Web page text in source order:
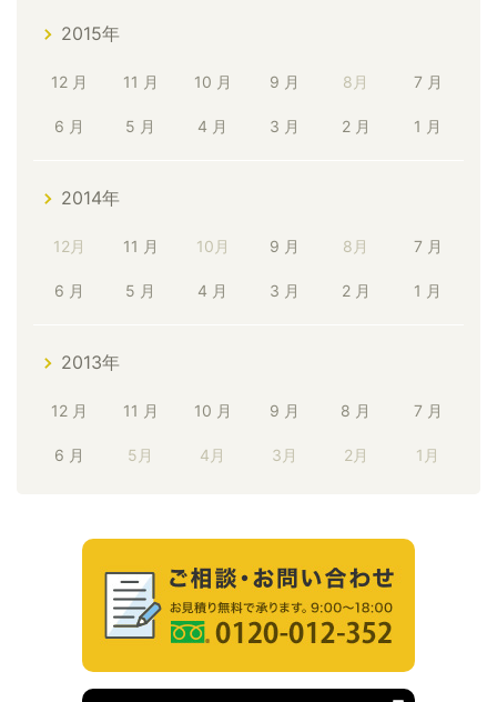
2015年
12 月 11 月 10 月 9 月 8月 7 月
6 月 5 月 4 月 3 月 2 月 1 月
2014年
12月 11 月 10月 9 月 8月 7 月
6 月 5 月 4 月 3 月 2 月 1 月
2013年
12 月 11 月 10 月 9 月 8 月 7 月
6 月 5月 4月 3月 2月 1月